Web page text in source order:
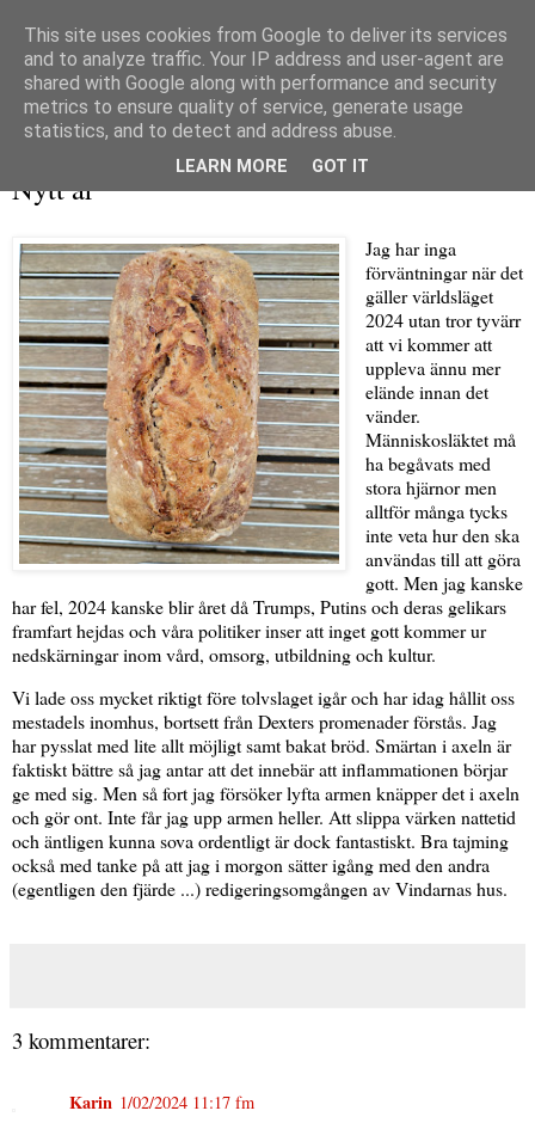
Nytt år
Jag har inga
förväntningar när det
gäller världsläget
2024 utan tror tyvärr
att vi kommer att
uppleva ännu mer
elände innan det
vänder.
Människosläktet må
ha begåvats med
stora hjärnor men
alltför många tycks
inte veta hur den ska
användas till att göra
gott. Men jag kanske
har fel, 2024 kanske blir året då Trumps, Putins och deras gelikars
framfart hejdas och våra politiker inser att inget gott kommer ur
nedskärningar inom vård, omsorg, utbildning och kultur.
Vi lade oss mycket riktigt före tolvslaget igår och har idag hållit oss
mestadels inomhus, bortsett från Dexters promenader förstås. Jag
har pysslat med lite allt möjligt samt bakat bröd. Smärtan i axeln är
faktiskt bättre så jag antar att det innebär att inflammationen börjar
ge med sig. Men så fort jag försöker lyfta armen knäpper det i axeln
och gör ont. Inte får jag upp armen heller. Att slippa värken nattetid
och äntligen kunna sova ordentligt är dock fantastiskt. Bra tajming
också med tanke på att jag i morgon sätter igång med den andra
(egentligen den fjärde ...) redigeringsomgången av Vindarnas hus.
3 kommentarer:
Karin 1/02/2024 11:17 fm
This site uses cookies from Google to deliver its services
and to analyze traffic. Your IP address and user-agent are
shared with Google along with performance and security
metrics to ensure quality of service, generate usage
statistics, and to detect and address abuse.
LEARN MORE GOT IT